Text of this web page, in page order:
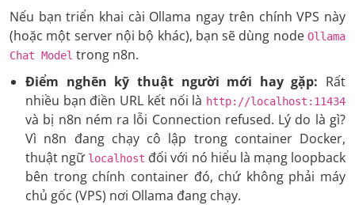
Nếu bạn triển khai cài Ollama ngay trên chính VPS này
(hoặc một server nội bộ khác), bạn sẽ dùng node Ollama
Chat Model trong n8n.
Điểm nghẽn kỹ thuật người mới hay gặp: Rất
nhiều bạn điền URL kết nối là http://localhost:11434
và bị n8n ném ra lỗi Connection refused. Lý do là gì?
Vì n8n đang chạy cô lập trong container Docker,
thuật ngữ localhost đối với nó hiểu là mạng loopback
bên trong chính container đó, chứ không phải máy
chủ gốc (VPS) nơi Ollama đang chạy.